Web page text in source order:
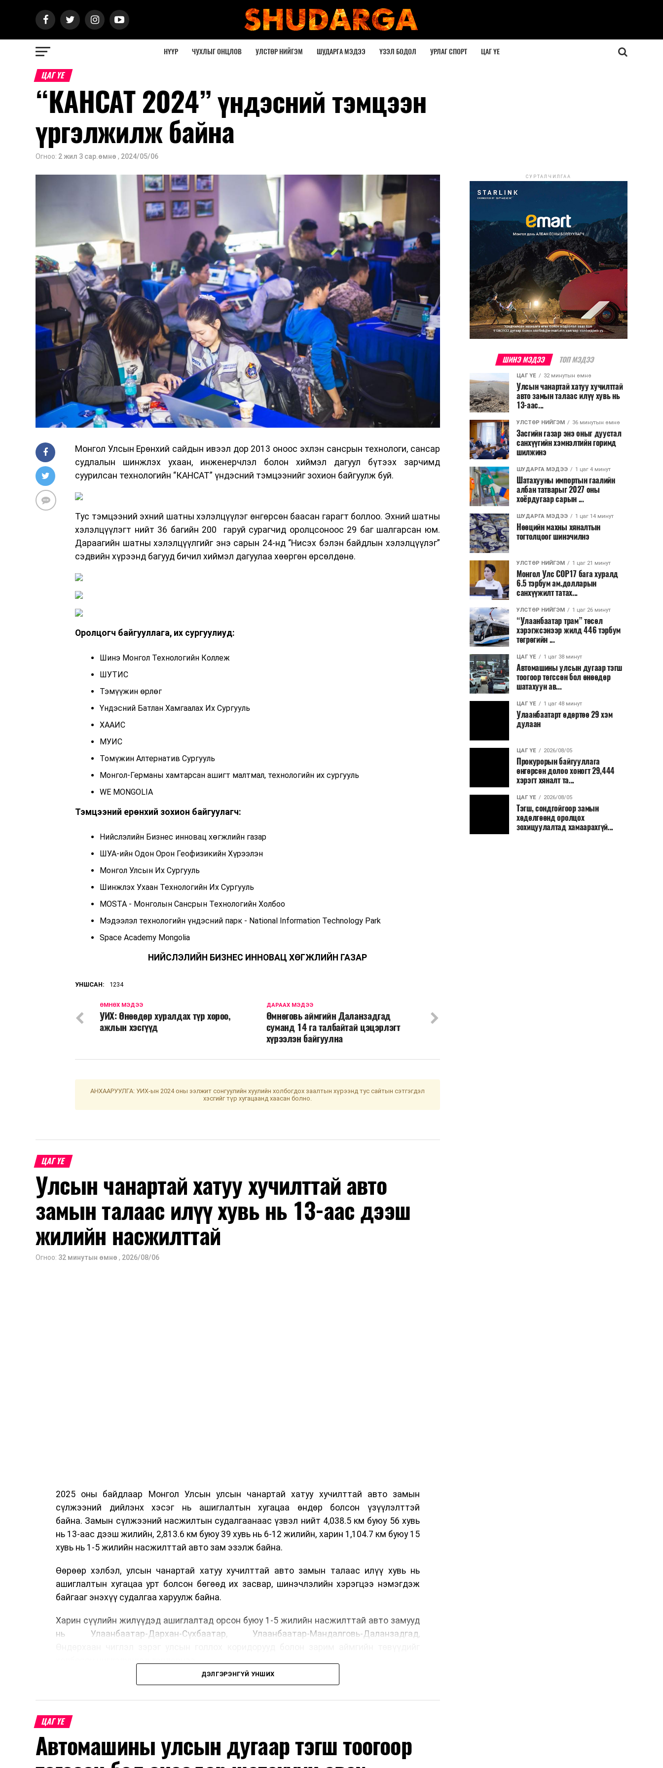
НҮҮР ЧУХЛЫГ ОНЦЛОВ УЛСТӨР НИЙГЭМ ШУДАРГА МЭДЭЭ ҮЗЭЛ БОДОЛ УРЛАГ СПОРТ ЦАГ ҮЕ
ЦАГ ҮЕ
“КАНСАТ 2024” үндэсний тэмцээн
үргэлжилж байна
Огноо: 2 жил 3 сар.өмнө , 2024/05/06
Монгол Улсын Ерөнхий сайдын ивээл дор 2013 оноос эхлэн сансрын технологи, сансар
судлалын шинжлэх ухаан, инженерчлэл болон хиймэл дагуул бүтээх зарчимд
суурилсан технологийн “КАНСАТ” үндэсний тэмцээнийг зохион байгуулж буй.
Тус тэмцээний эхний шатны хэлэлцүүлэг өнгөрсөн баасан гарагт боллоо. Эхний шатны
хэлэлцүүлэгт нийт 36 багийн 200 гаруй сурагчид оролцсоноос 29 баг шалгарсан юм.
Дараагийн шатны хэлэлцүүлгийг энэ сарын 24-нд “Нисэх бэлэн байдлын хэлэлцүүлэг”
сэдвийн хүрээнд багууд бичил хиймэл дагуулаа хөөргөн өрсөлдөнө.
Оролцогч байгууллага, их сургуулиуд:
Шинэ Монгол Технологийн Коллеж
ШУТИС
Тэмүүжин өрлөг
Үндэсний Батлан Хамгаалах Их Сургууль
ХААИС
МУИС
Томүжин Алтернатив Сургууль
Монгол-Германы хамтарсан ашигт малтмал, технологийн их сургууль
WE MONGOLIA
Тэмцээний ерөнхий зохион байгуулагч:
Нийслэлийн Бизнес инновац хөгжлийн газар
ШУА-ийн Одон Орон Геофизикийн Хүрээлэн
Монгол Улсын Их Сургууль
Шинжлэх Ухаан Технологийн Их Сургууль
MOSTA - Монголын Сансрын Технологийн Холбоо
Мэдээлэл технологийн үндэсний парк - National Information Technology Park
Space Academy Mongolia
НИЙСЛЭЛИЙН БИЗНЕС ИННОВАЦ ХӨГЖЛИЙН ГАЗАР
УНШСАН: 1234
ДАРААХ МЭДЭЭ
Өмнөговь аймгийн Даланзадгад
суманд 14 га талбайтай цэцэрлэгт
хүрээлэн байгуулна
ӨМНӨХ МЭДЭЭ
УИХ: Өнөөдөр хуралдах түр хороо,
ажлын хэсгүүд
АНХААРУУЛГА: УИХ-ын 2024 оны ээлжит сонгуулийн хуулийн холбогдох заалтын хүрээнд тус сайтын сэтгэгдэл
хэсгийг түр хугацаанд хаасан болно.
ЦАГ ҮЕ
Улсын чанартай хатуу хучилттай авто
замын талаас илүү хувь нь 13-аас дээш
жилийн насжилттай
Огноо: 32 минутын өмнө , 2026/08/06
2025 оны байдлаар Монгол Улсын улсын чанартай хатуу хучилттай авто замын
сүлжээний дийлэнх хэсэг нь ашиглалтын хугацаа өндөр болсон үзүүлэлттэй
байна. Замын сүлжээний насжилтын судалгаанаас үзвэл нийт 4,038.5 км буюу 56 хувь
нь 13-аас дээш жилийн, 2,813.6 км буюу 39 хувь нь 6-12 жилийн, харин 1,104.7 км буюу 15
хувь нь 1-5 жилийн насжилттай авто зам эзэлж байна.
Өөрөөр хэлбэл, улсын чанартай хатуу хучилттай авто замын талаас илүү хувь нь
ашиглалтын хугацаа урт болсон бөгөөд их засвар, шинэчлэлийн хэрэгцээ нэмэгдэж
байгааг энэхүү судалгаа харуулж байна.
Харин сүүлийн жилүүдэд ашиглалтад орсон буюу 1-5 жилийн насжилттай авто замууд
нь Улаанбаатар-Дархан-Сүхбаатар, Улаанбаатар-Мандалговь-Даланзадгад,
Авто замын насжилтыг тогтмол үнэлж, их засвар, ээлжит засвар арчлалтын ажлыг
төлөвлөхөд чухал ач холбогдолтойг албаныхан хэлж байна
ДЭЛГЭРЭНГҮЙ УНШИХ
ЦАГ ҮЕ
Автомашины улсын дугаар тэгш тоогоор
СУРТАЛЧИЛГАА
ШИНЭ МЭДЭЭ ТОП МЭДЭЭ
ЦАГ ҮЕ 32 минутын өмнө
Улсын чанартай хатуу хучилттай
авто замын талаас илүү хувь нь
13-аас...
УЛСТӨР НИЙГЭМ 36 минутын өмнө
Засгийн газар энэ оныг дуустал
санхүүгийн хэмнэлтийн горимд
шилжинэ
ШУДАРГА МЭДЭЭ 1 цаг 4 минут
Шатахууны импортын гаалийн
албан татварыг 2027 оны
хоёрдугаар сарын ...
ШУДАРГА МЭДЭЭ 1 цаг 14 минут
Нөөцийн махны хяналтын
тогтолцоог шинэчилнэ
УЛСТӨР НИЙГЭМ 1 цаг 21 минут
Монгол Улс COP17 бага хуралд
6.5 тэрбум ам.долларын
санхүүжилт татах...
УЛСТӨР НИЙГЭМ 1 цаг 26 минут
“Улаанбаатар трам” төсөл
хэрэгжсэнээр жилд 446 тэрбум
төгрөгийн ...
ЦАГ ҮЕ 1 цаг 38 минут
Автомашины улсын дугаар тэгш
тоогоор төгссөн бол өнөөдөр
шатахуун ав...
ЦАГ ҮЕ 1 цаг 48 минут
Улаанбаатарт өдөртөө 29 хэм
дулаан
ЦАГ ҮЕ 2026/08/05
Прокурорын байгууллага
өнгөрсөн долоо хоногт 29,444
хэрэгт хяналт та...
ЦАГ ҮЕ 2026/08/05
Тэгш, сондгойгоор замын
хөдөлгөөнд оролцох
зохицуулалтад хамаарахгүй...